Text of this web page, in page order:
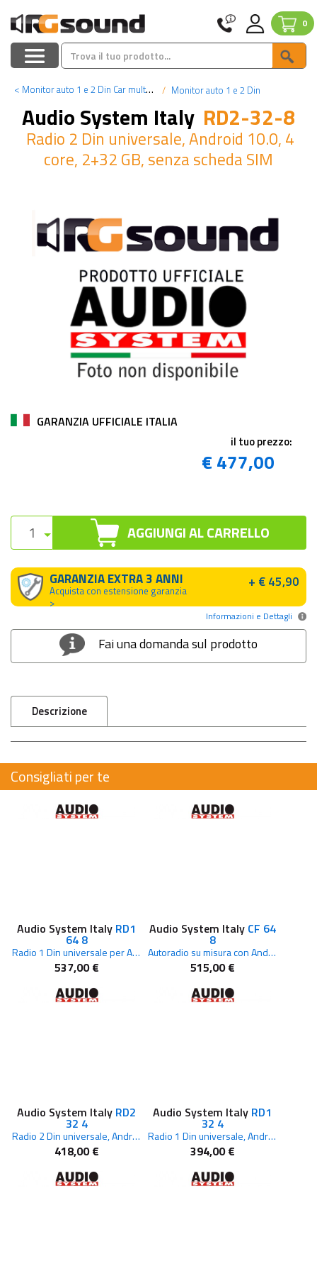
0
< Monitor auto 1 e 2 Din Car multimedia Monitor auto 1 e 2 Din
Audio System Italy RD2-32-8
Radio 2 Din universale, Android 10.0, 4
core, 2+32 GB, senza scheda SIM
GARANZIA UFFICIALE ITALIA
il tuo prezzo:
€ 477,00
AGGIUNGI AL CARRELLO
GARANZIA EXTRA 3 ANNI
Acquista con estensione garanzia
>
+ € 45,90
Informazioni e Dettagli
Fai una domanda sul prodotto
Descrizione
Consigliati per te
Audio System Italy RD1
64 8
Radio 1 Din universale per Android 10.0, 8 core, 4+64 GB con scheda SIM
537,00 €
Audio System Italy CF 64
8
Autoradio su misura con Android 10.0, processore a 8 core, 4+64 GB con scheda SIM
515,00 €
Audio System Italy RD2
32 4
Radio 2 Din universale, Android 10.0, 4 core, 2+32 GB, senza scheda SIM
418,00 €
Audio System Italy RD1
32 4
Radio 1 Din universale, Android 10.0, 4 core, 2+32 GB, senza scheda SIM
394,00 €